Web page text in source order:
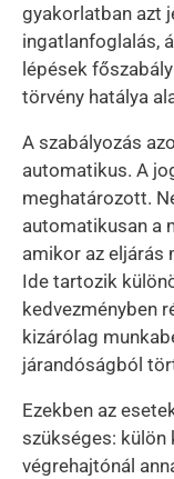
gyakorlatban azt
ingatlanfoglalás,
lépések
törvény hatálya
A szabályozás
automatikus. A
meghatározott.
automatikusan a
amikor az eljárás
Ide tartozik
kedvezményben
kizárólag
járandóságból
Ezekben az
szükséges: külön
végrehajtónál